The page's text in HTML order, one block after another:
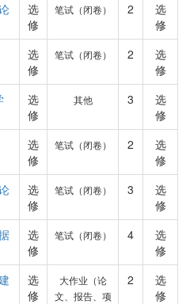
选
修
笔试（闭卷） 2
选
修
选
修
笔试（闭卷） 2
选
修
选
修
其他 3
选
修
选
修
笔试（闭卷） 2
选
修
选
修
笔试（闭卷） 3
选
修
选
修
笔试（闭卷） 4
选
修
选
修
大作业（论
文、报告、项
2
选
修